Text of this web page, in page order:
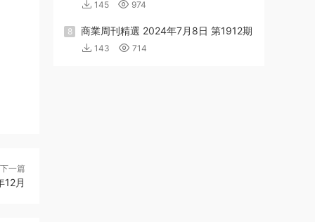
下一篇
12月
145 974
8 商業周刊精選 2024年7月8日 第1912期
143 714